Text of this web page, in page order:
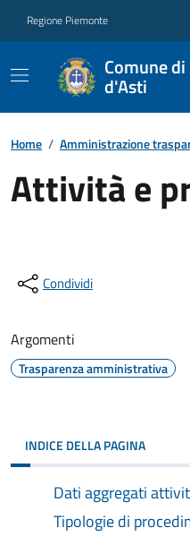
Regione Piemonte
Comune
d'Asti
Home / Amministrazione
Attività e
Condividi
Argomenti
Trasparenza amministrativa
INDICE DELLA PAGINA
Dati aggregati
Tipologie di